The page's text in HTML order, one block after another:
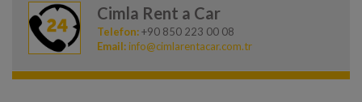
Telefon:
+90 850 223 00 08
Email: info@cimlarentacar.com.tr